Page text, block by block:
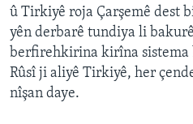
FOLLOW US
Zimanên Din
û Tirkiyê roja Çarşemê dest
yên derbarê tundiya li
berfirehkirina kirîna sistema
Rûsî ji aliyê Tirkiyê, her
nîşan daye.